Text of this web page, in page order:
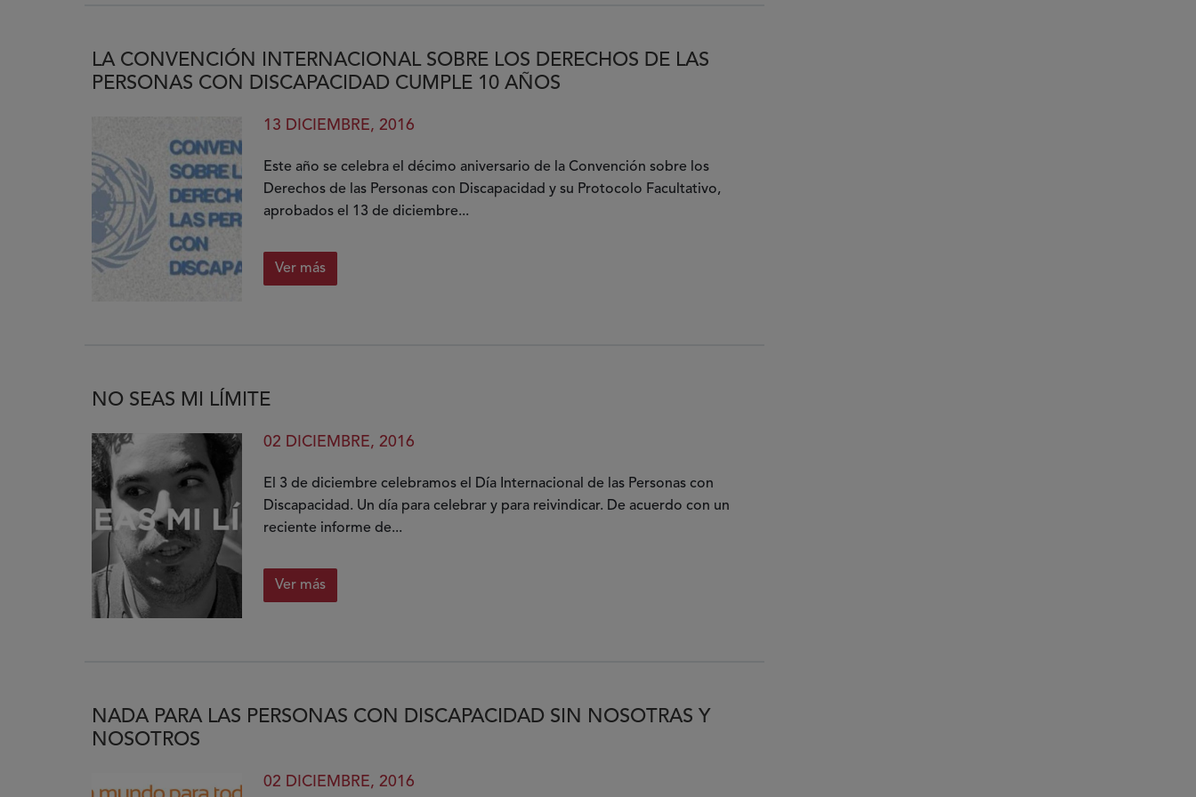
LA CONVENCIÓN INTERNACIONAL SOBRE LOS DERECHOS DE LAS
PERSONAS CON DISCAPACIDAD CUMPLE 10 AÑOS
13 DICIEMBRE, 2016
Este año se celebra el décimo aniversario de la Convención sobre los
Derechos de las Personas con Discapacidad y su Protocolo Facultativo,
aprobados el 13 de diciembre...
Ver más
sobre
de
Personas
con
Discapacidad
10
NO SEAS MI LÍMITE
02 DICIEMBRE, 2016
El 3 de diciembre celebramos el Día Internacional de las Personas con
Discapacidad. Un día para celebrar y para reivindicar. De acuerdo con un
reciente informe de...
Ver más
sobre
NADA PARA LAS PERSONAS CON DISCAPACIDAD SIN NOSOTRAS Y
NOSOTROS
02 DICIEMBRE, 2016